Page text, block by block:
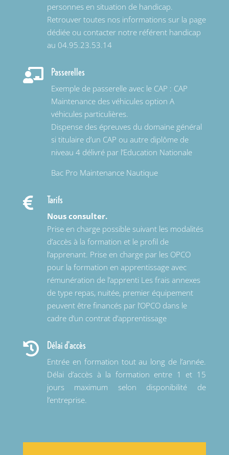
personnes en situation de handicap.
Retrouver toutes nos informations sur la page
dédiée ou contacter notre référent handicap
au 04.95.23.53.14
 Passerelles
Exemple de passerelle avec le CAP : CAP
Maintenance des véhicules option A
véhicules particulières.
Dispense des épreuves du domaine général
si titulaire d’un CAP ou autre diplôme de
niveau 4 délivré par l’Education Nationale
Bac Pro Maintenance Nautique
 Tarifs
Nous consulter.
Prise en charge possible suivant les modalités
d’accès à la formation et le profil de
l’apprenant. Prise en charge par les OPCO
pour la formation en apprentissage avec
rémunération de l’apprenti Les frais annexes
de type repas, nuitée, premier équipement
peuvent être financés par l’OPCO dans le
cadre d’un contrat d’apprentissage
 Délai d'accès
Entrée en formation tout au long de l’année.
Délai d’accès à la formation entre 1 et 15
jours maximum selon disponibilité de
l’entreprise.